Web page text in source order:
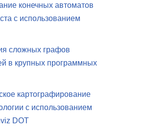
конечных автоматов
с использованием
сложных графов
в крупных программных
картографирование
с использованием
DOT